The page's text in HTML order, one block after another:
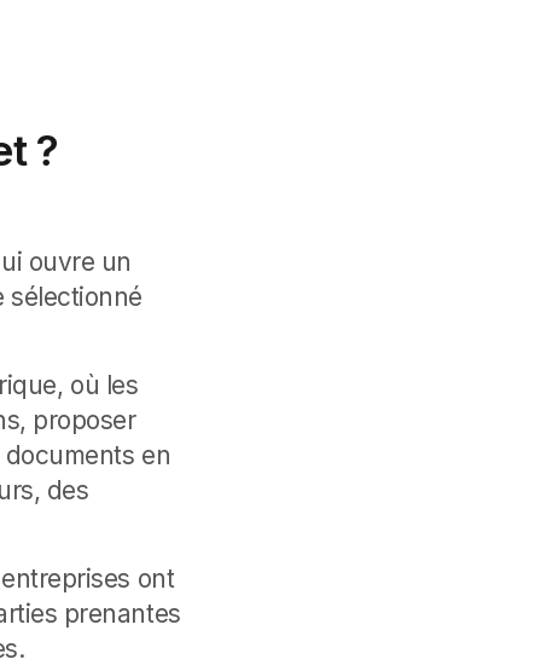
?
ouvre un
sélectionné
où les
proposer
en
des
ont
prenantes